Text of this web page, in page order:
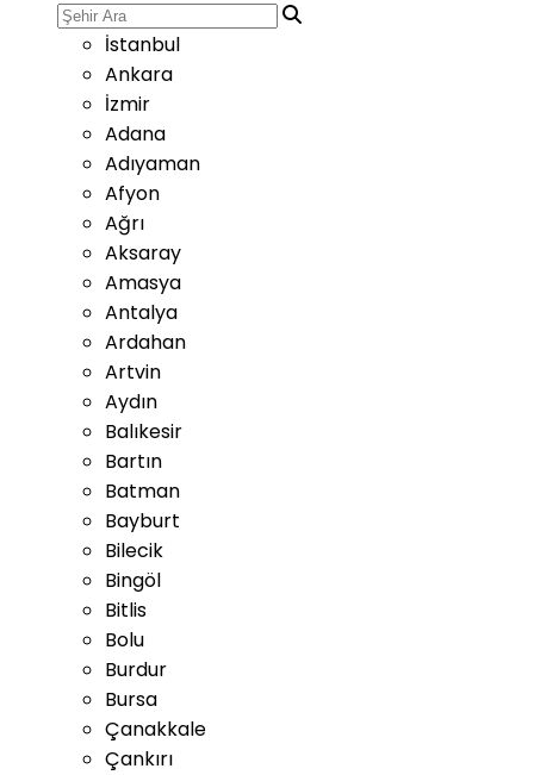
İstanbul
Ankara
İzmir
Adana
Adıyaman
Afyon
Ağrı
Aksaray
Amasya
Antalya
Ardahan
Artvin
Aydın
Balıkesir
Bartın
Batman
Bayburt
Bilecik
Bingöl
Bitlis
Bolu
Burdur
Bursa
Çanakkale
Çankırı